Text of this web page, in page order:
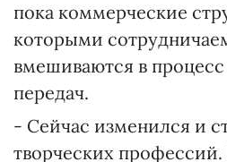
пока коммерческие
которыми
вмешиваются в процесс
передач.
- Сейчас изменился и
творческих